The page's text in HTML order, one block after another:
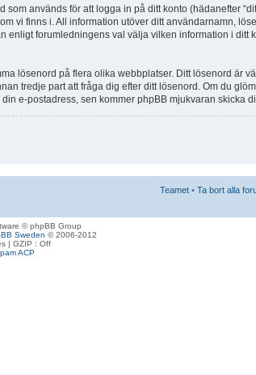
används för att logga in på ditt konto (hädanefter
vi finns i. All information utöver ditt användarnamn,
forumledningens val välja vilken information i ditt
lösenord på flera olika webbplatser. Ditt lösenord är
tredje part att fråga dig efter ditt lösenord. Om du
e-postadress, sen kommer phpBB mjukvaran skicka
Teamet • Ta bort alla
© phpBB Group
Sweden © 2006-2012
| GZIP : Off
ACP